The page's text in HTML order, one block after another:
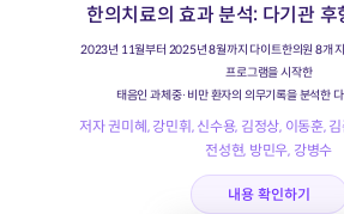
한의치료의 효과 분석: 다기관 후
2023년 11월부터 2025년 8월까지 다이트한의원 8개
프로그램을 시작한
태음인 과체중·비만 환자의 의무기록을 분석한
저자 권미혜, 강민휘, 신수용, 김정상, 이동훈,
전성현, 방민우, 강병수
내용 확인하기